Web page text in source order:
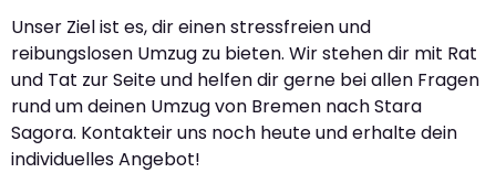
Unser Ziel ist es, dir einen stressfreien und
reibungslosen Umzug zu bieten. Wir stehen dir mit Rat
und Tat zur Seite und helfen dir gerne bei allen Fragen
rund um deinen Umzug von Bremen nach Stara
Sagora. Kontakteir uns noch heute und erhalte dein
individuelles Angebot!